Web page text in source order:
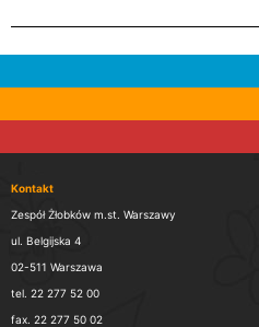
Kontakt
Zespół Żłobków m.st. Warszawy
ul. Belgijska 4
02-511 Warszawa
tel. 22 277 52 00
fax. 22 277 50 02